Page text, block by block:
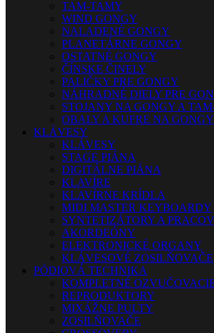
TAM-TAMY
WIND GONGY
NALADENÉ GONGY
PLANETÁRNE GONGY
OSTATNÉ GONGY
ČÍNSKE ČINELY
PALIČKY PRE GONGY
NÁHRADNÉ DIELY PRE
STOJANY NA GONGY A
OBALY A KUFRE NA GONGY
KLÁVESY
KLÁVESY
STAGE PIÁNA
DIGITÁLNE PIÁNA
KLAVÍRE
KLAVÍRNE KRÍDLA
MIDI MASTER KEYBOARDY
SYNTETIZÁTORY A
AKORDEÓNY
ELEKTRONICKÉ ORGANY
KLÁVESOVÉ ZOSILŇOVAČE
PÓDIOVÁ TECHNIKA
KOMPLETNÉ
REPRODUKTORY
MIXÁŽNE PULTY
ZOSILŇOVAČE